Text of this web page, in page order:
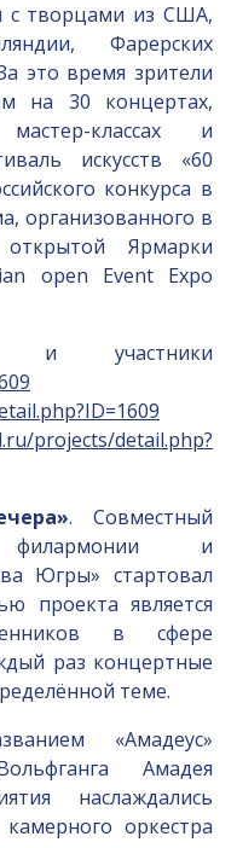
с творцами из США,
Фарерских
это время зрители
на 30 концертах,
классах и
искусств «60
конкурса в
организованного в
Ярмарки
open Event Expo
и участники
projects/detail.php?
. Совместный
филармонии и
Югры» стартовал
проекта является
в сфере
раз концертные
теме.
«Амадеус»
Амадея
наслаждались
оркестра